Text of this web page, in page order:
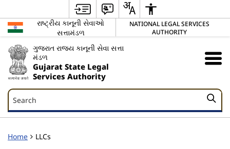
રાષ્ટ્રીય કાનૂની સેવાઓ
સત્તામંડળ
NATIONAL LEGAL SERVICES
AUTHORITY
ગુજરાત રાજ્ય કાનૂની સેવા સત્તા
મંડળ
Gujarat State Legal
Services Authority
Search
Search
Home LLCs